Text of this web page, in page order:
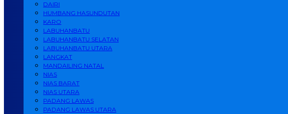
DAIRI
HUMBANG HASUNDUTAN
KARO
LABUHANBATU
LABUHANBATU SELATAN
LABUHANBATU UTARA
LANGKAT
MANDAILING NATAL
NIAS
NIAS BARAT
NIAS UTARA
PADANG LAWAS
PADANG LAWAS UTARA